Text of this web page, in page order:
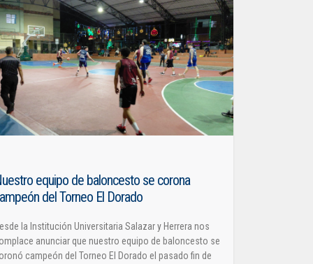
equipo de baloncesto se corona
del Torneo El Dorado
la Institución Universitaria Salazar y Herrera nos
anunciar que nuestro equipo de baloncesto se
campeón del Torneo El Dorado el pasado fin de